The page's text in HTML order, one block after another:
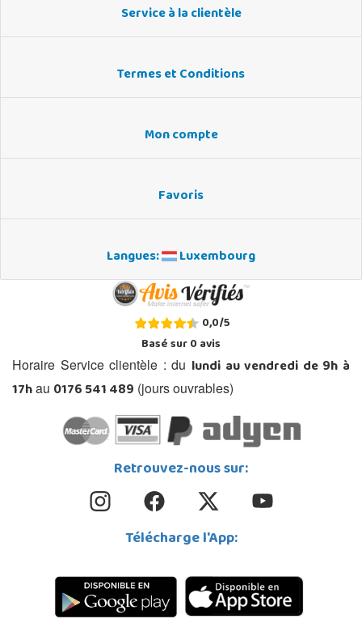
Service à la clientèle
Termes et Conditions
Mon compte
Favoris
Langues: Luxembourg
0,0/5
Basé sur0avis
Horaire Service clientèle : du lundi au vendredi de 9h à
17hau 0176 541 489 (jours ouvrables)
Retrouvez-nous sur:
Télécharge l'App: